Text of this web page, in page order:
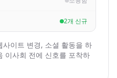
2개 신규
이트 변경, 소셜 활동을 하
이사회 전에 신호를 포착하